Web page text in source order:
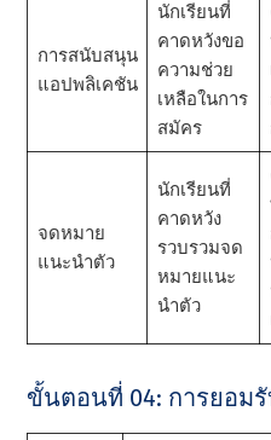
การสนับสนุน
แอปพลิเคชัน
นักเรียนที่
คาดหวังขอ
ความช่วย
เหลือในการ
สมัคร
จดหมาย
แนะนําตัว
นักเรียนที่
คาดหวัง
รวบรวมจด
หมายแนะ
นําตัว
ขั้นตอนที่ 04: การยอม